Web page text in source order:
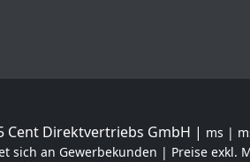
Cent Direktvertriebs GmbH | ms |
sich an Gewerbekunden | Preise exkl.